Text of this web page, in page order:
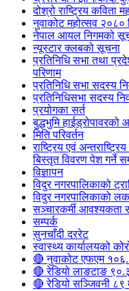
दोश्रो राष्ट्रिय कविता
नुवाकोट महोत्सव २०८०
नेपाल आयल निगमको
न्यूस्टार क्लबको सूचना
प्रतिनिधि सभा तथा
परिणाम
प्रतिनिधि सभा सदस्य
प्रतिनिधिसभा सदस्य
प्रयोगका सर्त
बुद्धभुमि
मिति परिवर्तन
राष्ट्रिय एवं
बिस्तृत विवरण पेश गर्ने
विज्ञापन
विदुर नगरपालिकाको
विदुर नगरपालिकाको
सञ्चारकर्मी आवश्यकता
सम्पर्क
सुनचाँदी दररेट
स्वास्थ्य कार्यालयको
🔴 नुवाकोट एफएम
🔴 रेडियो लाङटाङ
🔴 रेडियो सञ्जिवनी ८९